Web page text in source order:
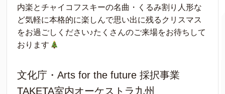
内楽とチャイコフスキーの名曲・くるみ割り人形な
ど気軽に本格的に楽しんで思い出に残るクリスマス
をお過ごしください♪たくさんのご来場をお待ちして
おります
文化庁・Arts for the future 採択事業
TAKETA室内オーケストラ九州